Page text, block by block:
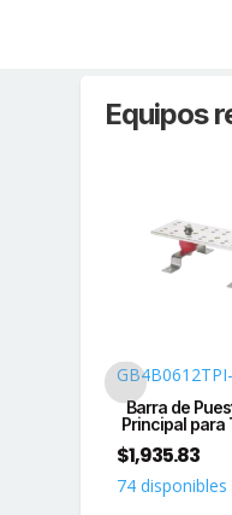
Equipos
Barra de
Principal para
$1,935.83
74 disponibles